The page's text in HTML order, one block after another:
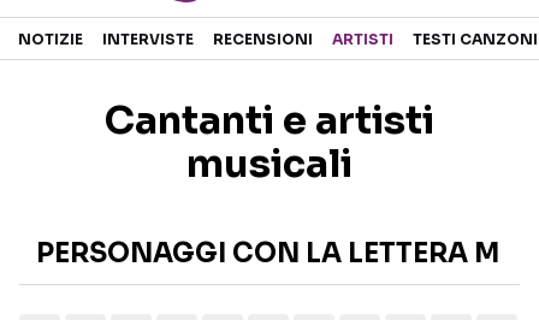
Sezioni
RECENSIONI MUSICALI
TESTI CANZONI
TOUR ED EVENTI
NOTIZIE INTERVISTE RECENSIONI ARTISTI TESTI CANZONI
Cantanti e artisti
musicali
PERSONAGGI CON LA LETTERA M